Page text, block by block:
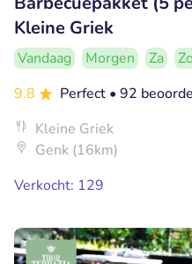
Kleine Griek
Vandaag Morgen Za Zo
9.8
Perfect • 92
Kleine Griek
Genk (16km)
Verkocht: 129